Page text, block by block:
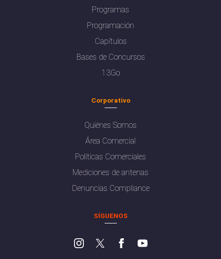
Programas
Programación
Capítulos
Bases de Concursos
13Go
Corporativo
Quiénes Somos
Área Comercial
Políticas Comerciales
Mediciones de antenas
Denuncias Compliance
SÍGUENOS